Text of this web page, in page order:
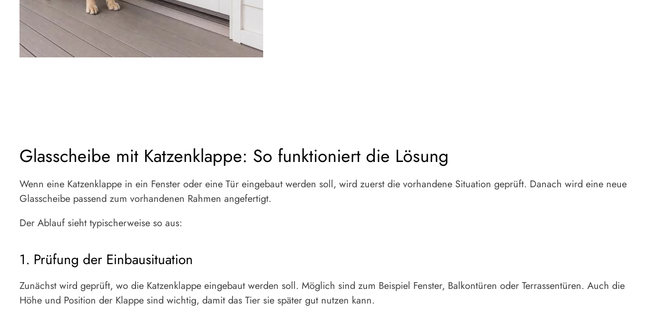
Glasscheibe mit Katzenklappe: So funktioniert die Lösung
Wenn eine Katzenklappe in ein Fenster oder eine Tür eingebaut werden soll, wird zuerst die vorhandene Situation geprüft. Danach wird eine neue
Glasscheibe passend zum vorhandenen Rahmen angefertigt.
Der Ablauf sieht typischerweise so aus:
1. Prüfung der Einbausituation
Zunächst wird geprüft, wo die Katzenklappe eingebaut werden soll. Möglich sind zum Beispiel Fenster, Balkontüren oder Terrassentüren. Auch die
Höhe und Position der Klappe sind wichtig, damit das Tier sie später gut nutzen kann.